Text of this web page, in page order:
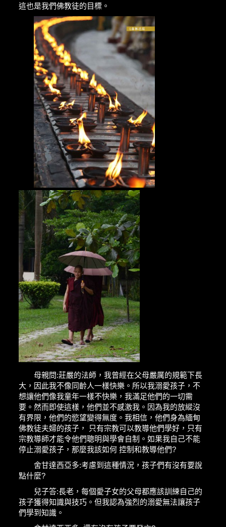
這也是我們佛教徒的目標。
母親問:莊嚴的法師，我曾經在父母嚴厲的規範下長
大，因此我不像同齡人一樣快樂。所以我溺愛孩子，不
想讓他們像我童年一樣不快樂，我滿足他們的一切需
要。然而即使這樣，他們並不感激我。因為我的放縱沒
有界限，他們的慾望變得無度。我相信，他們身為緬甸
佛教徒夫婦的孩子， 只有宗教可以教導他們學好，只有
宗教導師才能令他們聰明與學會自制。如果我自己不能
停止溺愛孩子，那麼我該如何 控制和教導他們?
舍甘達西亞多:考慮到這種情況，孩子們有沒有要說
點什麼?
兒子答:長老，每個愛子女的父母都應該訓練自己的
孩子獲得知識與技巧。但我認為強烈的溺愛無法讓孩子
們學到知識。